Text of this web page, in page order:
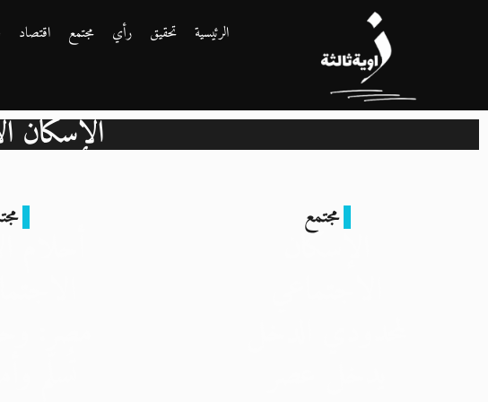
الرئيسية تحقيق رأي مجتمع اقتصاد
الإسكان
مجتمع
الإسكان أحلام